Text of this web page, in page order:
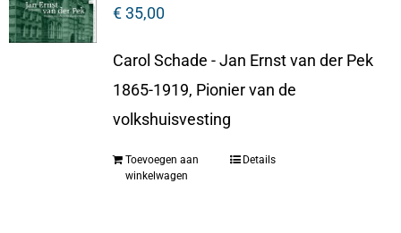
€35,00
Carol Schade - Jan Ernst van der Pek
1865-1919, Pionier van de
volkshuisvesting
Toevoegen aan
winkelwagen
Details